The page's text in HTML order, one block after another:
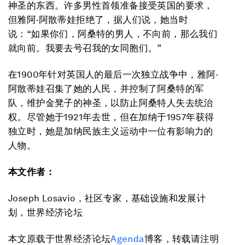
神圣的东西。许多男性首领准备接受英国的要求，
但雅阿·阿散蒂娃拒绝了，据人们说，她当时
说：“如果你们，阿桑特的男人，不向前，那么我们
就向前。我要去号召我的女同胞们。”
在1900年针对英国人的最后一次独立战争中，雅阿·
阿散蒂娃召集了她的人民，并控制了阿桑特的军
队，维护金凳子的神圣，以防止阿桑特人失去统治
权。尽管她于1921年去世，但在加纳于1957年获得
独立时，她是加纳民族主义运动中一位有影响力的
人物。
本文作者：
Joseph Losavio，社区专家，基础设施和发展计
划，世界经济论坛
本文原载于世界经济论坛Agenda博客，转载请注明